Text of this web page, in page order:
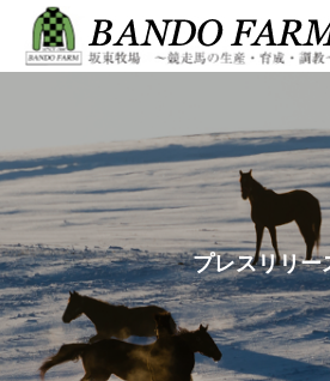
プレスリリー